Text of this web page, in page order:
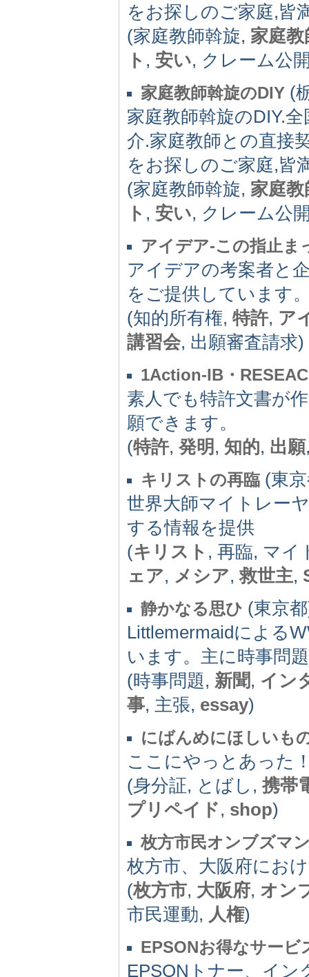
をお探しのご家庭,皆
(家庭教師斡旋, 家庭教
ト , 安い, クレーム公
家庭教師斡旋のDIY (
家庭教師斡旋のDIY.
介.家庭教師との直接
をお探しのご家庭,皆
(家庭教師斡旋, 家庭教
ト , 安い, クレーム公
アイデア-この指止ま
アイデアの考案者と
をご提供しています
(知的所有権, 特許, ア
講習会, 出願審査請求)
1Action-IB・
素人でも特許文書が
願できます。
(特許, 発明 , 知的, 出願
キリストの再臨 (東
世界大師マイトレー
する情報を提供
(キリスト , 再臨, マ
ェア, メシア,救世主,
静かなる思ひ (東京
Littlemermaidによる
います。主に時事問
(時事問題, 新聞, イン
事, 主張, essay)
にばんめにほしいも
ここにやっとあった
(身分証, とばし, 携帯
プリペイド, shop)
枚方市民オンブズマ
枚方市、大阪府にお
(枚方市, 大阪府, オン
市民運動, 人権)
EPSONお得なサービ
EPSONトナー、イ